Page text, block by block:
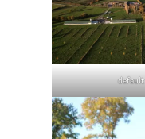
default